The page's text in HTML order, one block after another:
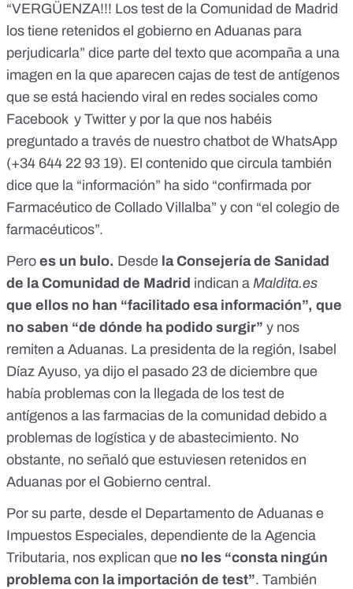
“VERGÜENZA!!! Los test de la Comunidad de Madrid
los tiene retenidos el gobierno en Aduanas para
perjudicarla” dice parte del texto que acompaña a una
imagen en la que aparecen cajas de test de antígenos
que se está haciendo viral en redes sociales como
Facebook y Twitter y por la que nos habéis
preguntado a través de nuestro chatbot de WhatsApp
(+34 644 22 93 19). El contenido que circula también
dice que la “información” ha sido “confirmada por
Farmacéutico de Collado Villalba” y con “el colegio de
farmacéuticos”.
Pero es un bulo. Desde la Consejería de Sanidad
de la Comunidad de Madrid indican a Maldita.es
que ellos no han “facilitado esa información”, que
no saben “de dónde ha podido surgir” y nos
remiten a Aduanas. La presidenta de la región, Isabel
Díaz Ayuso, ya dijo el pasado 23 de diciembre que
había problemas con la llegada de los test de
antígenos a las farmacias de la comunidad debido a
problemas de logística y de abastecimiento. No
obstante, no señaló que estuviesen retenidos en
Aduanas por el Gobierno central.
Por su parte, desde el Departamento de Aduanas e
Impuestos Especiales, dependiente de la Agencia
Tributaria, nos explican que no les “consta ningún
problema con la importación de test”. También